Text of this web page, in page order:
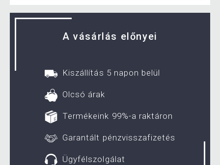
A vásárlás előnyei
Kiszállítás 5 napon belül
Olcsó árak
Termékeink 99%-a raktáron
Garantált pénzvisszafizetés
Ügyfélszolgálat